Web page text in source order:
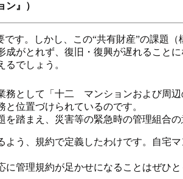
』）
す。しかし、この“共有財産”の課題
がとれず、復旧・復興が遅れることに
でしょう。
として「十二 マンションおよび周
位置づけられているのです。
踏まえ、災害等の緊急時の管理組合
う、規約で定義したわけです。自宅
管理規約が足かせになることはぜひと